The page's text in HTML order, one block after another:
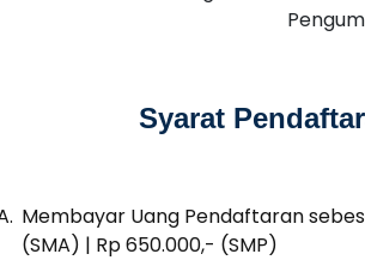
Syarat
Membayar Uang Pendaftaran
(SMA) | Rp 650.000,- (SMP)